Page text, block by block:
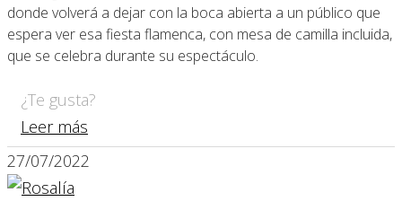
donde volverá a dejar con la boca abierta a un público que
espera ver esa fiesta flamenca, con mesa de camilla incluida,
que se celebra durante su espectáculo.
¿Te gusta?
Leer más
27/07/2022